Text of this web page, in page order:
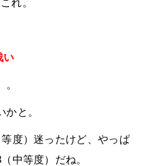
い
かと。
度）迷ったけど、やっぱ
中等度）だね。